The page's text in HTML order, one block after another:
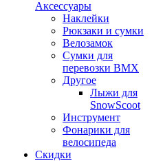
Аксессуары
Наклейки
Рюкзаки и сумки
Велозамок
Сумки для
перевозки BMX
Другое
Лыжи для
SnowScoot
Инструмент
Фонарики для
велосипеда
Скидки